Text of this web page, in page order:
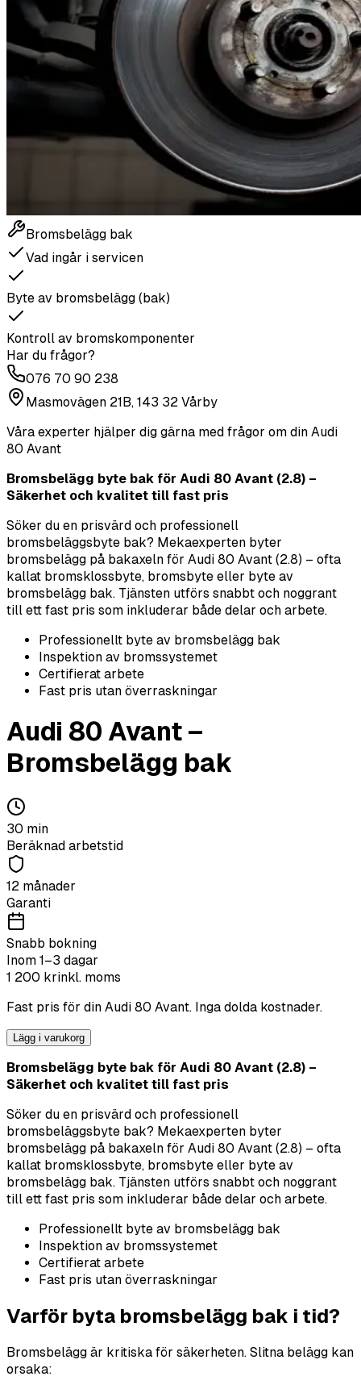
Bromsbelägg bak
Vad ingår i servicen
Byte av bromsbelägg (bak)
Kontroll av bromskomponenter
Har du frågor?
076 70 90 238
Masmovägen 21B, 143 32 Vårby
Våra experter hjälper dig gärna med frågor om din Audi
80 Avant
Bromsbelägg byte bak för Audi 80 Avant (2.8) –
Säkerhet och kvalitet till fast pris
Söker du en prisvärd och professionell
bromsbeläggsbyte bak? Mekaexperten byter
bromsbelägg på bakaxeln för Audi 80 Avant (2.8) – ofta
kallat bromsklossbyte, bromsbyte eller byte av
bromsbelägg bak. Tjänsten utförs snabbt och noggrant
till ett fast pris som inkluderar både delar och arbete.
Professionellt byte av bromsbelägg bak
Inspektion av bromssystemet
Certifierat arbete
Fast pris utan överraskningar
Audi 80 Avant –
Bromsbelägg bak
30 min
Beräknad arbetstid
12 månader
Garanti
Snabb bokning
Inom 1–3 dagar
1 200 krinkl. moms
Fast pris för din Audi 80 Avant. Inga dolda kostnader.
Lägg i varukorg
Bromsbelägg byte bak för Audi 80 Avant (2.8) –
Säkerhet och kvalitet till fast pris
Söker du en prisvärd och professionell
bromsbeläggsbyte bak? Mekaexperten byter
bromsbelägg på bakaxeln för Audi 80 Avant (2.8) – ofta
kallat bromsklossbyte, bromsbyte eller byte av
bromsbelägg bak. Tjänsten utförs snabbt och noggrant
till ett fast pris som inkluderar både delar och arbete.
Professionellt byte av bromsbelägg bak
Inspektion av bromssystemet
Certifierat arbete
Fast pris utan överraskningar
Varför byta bromsbelägg bak i tid?
Bromsbelägg är kritiska för säkerheten. Slitna belägg kan
orsaka: